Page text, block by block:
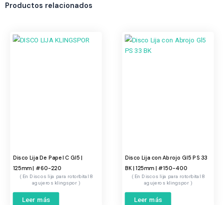
Productos relacionados
Disco Lija De Papel C Gl5 |
125mm | #60-220
Discos lija para rotorbital 8
agujeros klingspor
Leer más
Disco Lija con Abrojo Gl5 PS 33
BK | 125mm | #150-400
Discos lija para rotorbital 8
agujeros klingspor
Leer más